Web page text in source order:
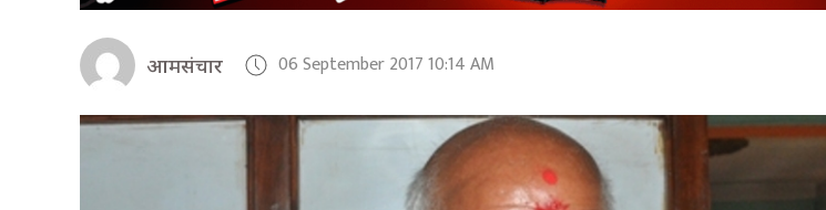
आमसंचार 06 September 2017 10:14 AM